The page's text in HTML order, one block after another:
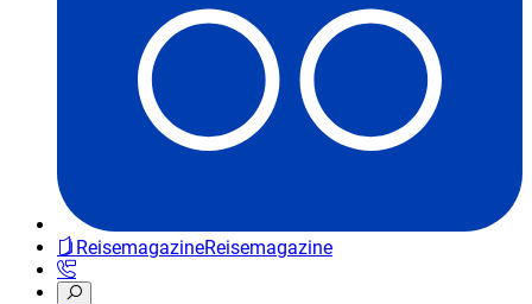
ReisemagazineReisemagazine